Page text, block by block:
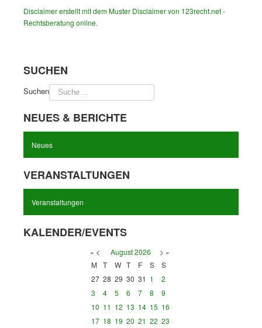
Disclaimer erstellt mit dem Muster Disclaimer von 123recht.net -
Rechtsberatung online.
SUCHEN
Suchen
NEUES & BERICHTE
Neues
VERANSTALTUNGEN
Veranstaltungen
KALENDER/EVENTS
« < August2026 > »
M T W T F S
S
27 28 29 30 31 1
2
3
4 5 6 7 8
9
10 11 12 13 14 15 16
17 18 19 20 21 22 23